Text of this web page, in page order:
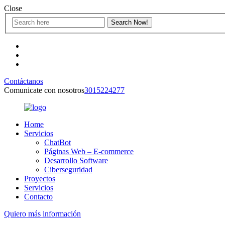
Close
Contáctanos
Comunicate con nosotros3015224277
Home
Servicios
ChatBot
Páginas Web – E-commerce
Desarrollo Software
Ciberseguridad
Proyectos
Servicios
Contacto
Quiero más información